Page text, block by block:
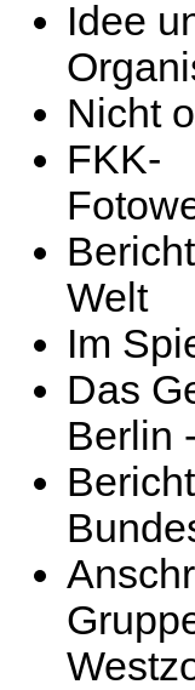
Idee
Nicht
FKK-
Welt
Im
Das
Berlin